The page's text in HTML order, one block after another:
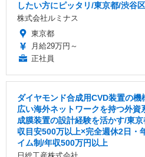
したい方にピッタリ/東京都/渋谷区
株式会社ルミナス
東京都
月給29万円～
正社員
ダイヤモンド合成用CVD装置の
広い海外ネットワークを持つ外資
成膜装置の設計経験を活かす/東
収目安500万以上×完全週休2日・
イム制/年収500万円以上